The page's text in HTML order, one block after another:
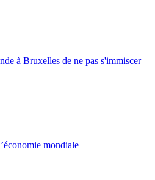
à Bruxelles de ne pas s'immiscer
mondiale